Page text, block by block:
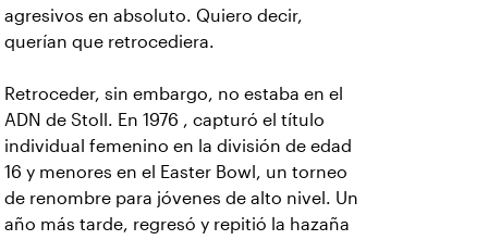
agresivos en absoluto. Quiero decir,
querían que retrocediera.
Retroceder, sin embargo, no estaba en el
ADN de Stoll. En 1976 , capturó el título
individual femenino en la división de edad
16 y menores en el Easter Bowl, un torneo
de renombre para jóvenes de alto nivel. Un
año más tarde, regresó y repitió la hazaña